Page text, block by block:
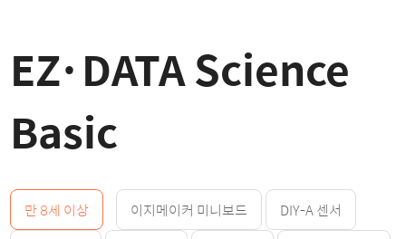
EZ·DATA Science
Basic
만 8세 이상 이지메이커 미니보드
DIY-A 센서